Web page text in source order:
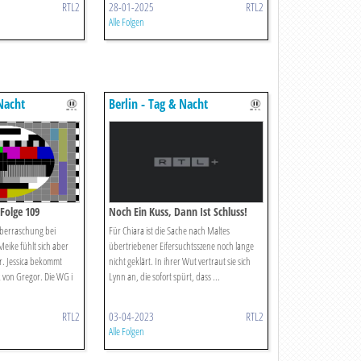
RTL2 28-01-2025 RTL2
Alle Folgen
109
bei
fühlt sich aber
Jessica bekommt
Gregor. Die WG i
RTL2
Berlin - Tag & Nacht
Noch Ein Kuss, Dann Ist Schluss!
Für Chiara ist die Sache nach Maltes
übertriebener Eifersuchtsszene noch lange
nicht geklärt. In ihrer Wut vertraut sie sich
Lynn an, die sofort spürt, dass ...
03-04-2023 RTL2
Alle Folgen